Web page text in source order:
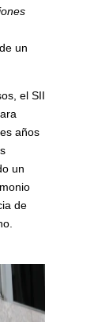
un
el SII
años
un
de